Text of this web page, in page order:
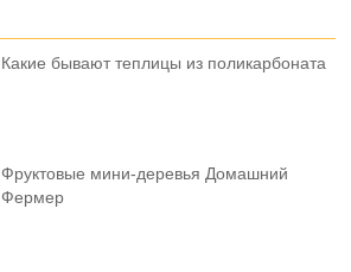
Какие бывают теплицы из поликарбоната
Фруктовыe мини-деревья Домашний
Фермер